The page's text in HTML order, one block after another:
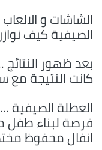
الشاشات و
الصيفية كيف
بعد ظهور
كانت النتيجة
العطلة الصيفية
فرصة لبناء
انفال محفوظ